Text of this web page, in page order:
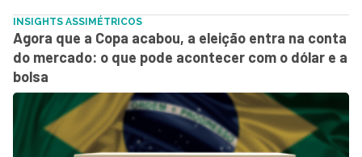
INSIGHTS ASSIMÉTRICOS
Agora que a Copa acabou, a eleição entra na conta
do mercado: o que pode acontecer com o dólar e a
bolsa